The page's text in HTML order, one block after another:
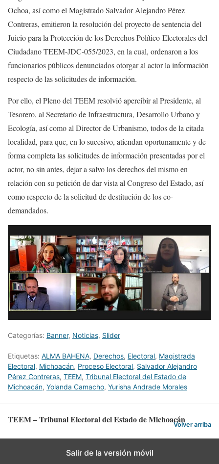
Ochoa, así como el Magistrado Salvador Alejandro Pérez
Contreras, emitieron la resolución del proyecto de sentencia del
Juicio para la Protección de los Derechos Político-Electorales del
Ciudadano TEEM-JDC-055/2023, en la cual, ordenaron a los
funcionarios públicos denunciados otorgar al actor la información
respecto de las solicitudes de información.
Por ello, el Pleno del TEEM resolvió apercibir al Presidente, al
Tesorero, al Secretario de Infraestructura, Desarrollo Urbano y
Ecología, así como al Director de Urbanismo, todos de la citada
localidad, para que, en lo sucesivo, atiendan oportunamente y de
forma completa las solicitudes de información presentadas por el
actor, no sin antes, dejar a salvo los derechos del mismo en
relación con su petición de dar vista al Congreso del Estado, así
como respecto de la solicitud de destitución de los co-
demandados.
Categorías: Banner, Noticias, Slider
Etiquetas: ALMA BAHENA, Derechos, Electoral, Magistrada
Electoral, Michoacán, Proceso Electoral, Salvador Alejandro
Pérez Contreras, TEEM, Tribunal Electoral del Estado de
Michoacán, Yolanda Camacho, Yurisha Andrade Morales
TEEM – Tribunal Electoral del Estado de MichoacánVolver arriba
Salir de la versión móvil